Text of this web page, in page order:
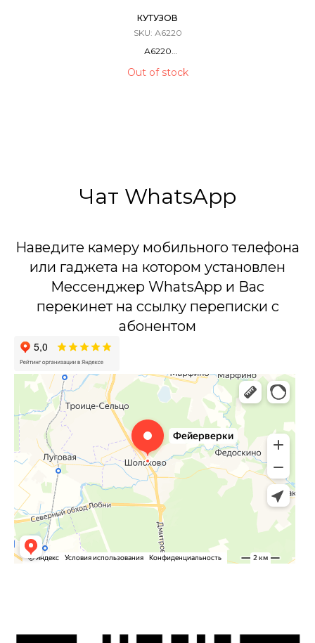
КУТУЗОВ
SKU: А6220
А6220
12 ЗАРЯДОВ / 1,75 КАЛИБР
Out of stock
Чат WhatsApp
Наведите камеру мобильного телефона
или гаджета на котором установлен
Мессенджер WhatsApp и Вас
перекинет на ссылку переписки с
абонентом